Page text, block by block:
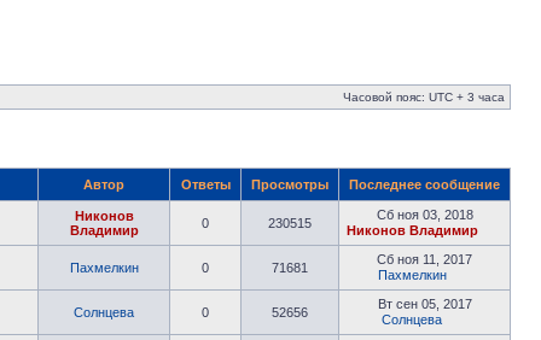
Часовой пояс: UTC + 3 часа
Автор Ответы Просмотры Последнее сообщение
Никонов
Владимир
0 230515
Сб ноя 03, 2018
Никонов Владимир
Пахмелкин 0 71681
Сб ноя 11, 2017
Пахмелкин
Солнцева 0 52656
Вт сен 05, 2017
Солнцева